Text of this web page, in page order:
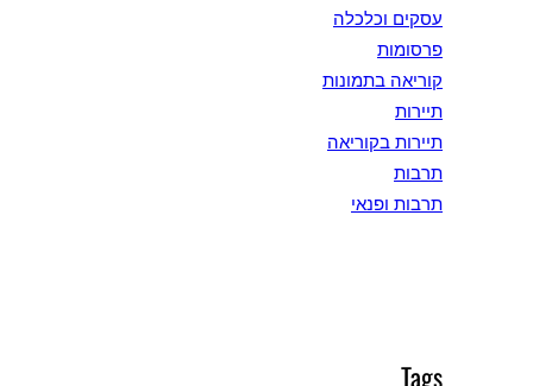
עסקים וכלכלה
פרסומות
קוריאה בתמונות
תיירות
תיירות בקוריאה
תרבות
תרבות ופנאי
Tags